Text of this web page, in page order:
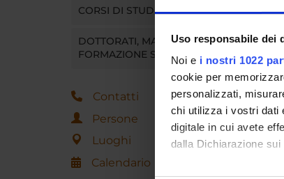
Uso responsabile dei
Noi e i nostri 1022
cookie per
personalizzati,
chi utilizza i vostri dati
digitale in cui avete
dalla Dichiarazione
CORSI DI STUDIO
DOTTORATI, MASTER E
FORMAZIONE SUPERIORE
Contatti
Persone
Luoghi
Calendario